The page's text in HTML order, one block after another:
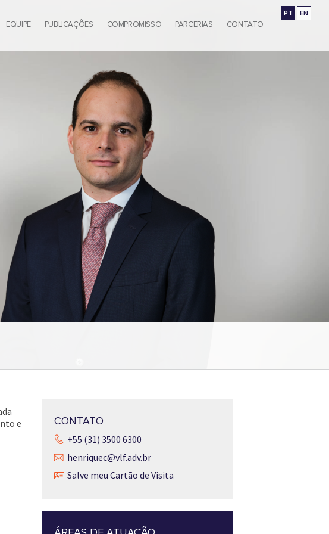
PT EN
EQUIPE PUBLICAÇÕES COMPROMISSO PARCERIAS CONTATO
e
CONTATO
+55 (31) 3500 6300
henriquec@vlf.adv.br
Salve meu Cartão de Visita